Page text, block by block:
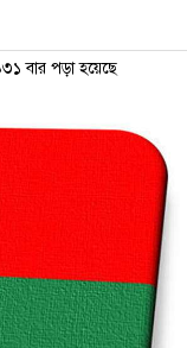
বার পড়া হয়েছে